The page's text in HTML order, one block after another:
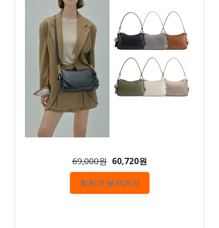
69,000원 60,720원
최저가 보러가기